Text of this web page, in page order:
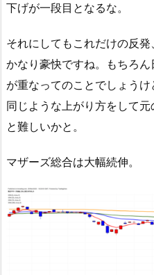
下げが一段目となるな。
それにしてもこれだけの反
かなり豪快ですね。もちろ
が重なってのことでしょう
同じような上がり方をして
と難しいかと。
マザーズ総合は大幅続伸。